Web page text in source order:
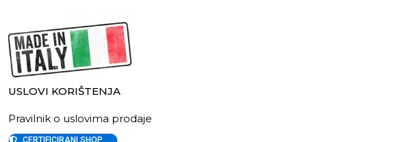
USLOVI KORIŠTENJA
Pravilnik o uslovima prodaje